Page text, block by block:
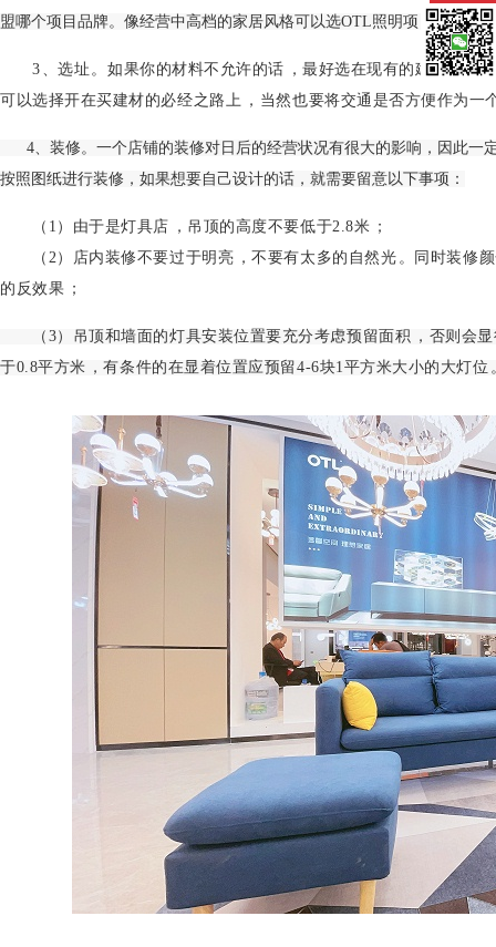
盟哪个项目品牌。像经营中高档的家居风格可以选OTL照明项目加盟。
3、选址。如果你的材料不允许的话，最好选在现有的建材市场周
可以选择开在买建材的必经之路上，当然也要将交通是否方便作为一个
4、装修。一个店铺的装修对日后的经营状况有很大的影响，因此
按照图纸进行装修，如果想要自己设计的话，就需要留意以下事项：
（1）由于是灯具店，吊顶的高度不要低于2.8米；
（2）店内装修不要过于明亮，不要有太多的自然光。同时装修颜
的反效果；
（3）吊顶和墙面的灯具安装位置要充分考虑预留面积，否则会显得
于0.8平方米，有条件的在显着位置应预留4-6块1平方米大小的大灯位
微信扫一扫